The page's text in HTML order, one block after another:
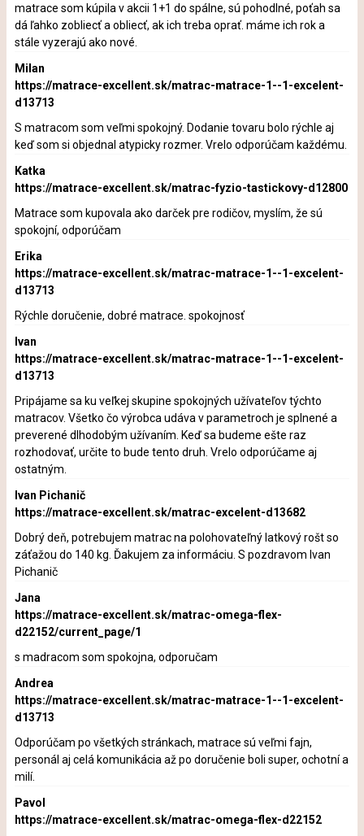
matrace som kúpila v akcii 1+1 do spálne, sú pohodlné, poťah sa
dá ľahko zobliecť a obliecť, ak ich treba oprať. máme ich rok a
stále vyzerajú ako nové.
Milan
https://matrace-excellent.sk/matrac-matrace-1--1-excelent-
d13713
S matracom som veľmi spokojný. Dodanie tovaru bolo rýchle aj
keď som si objednal atypicky rozmer. Vrelo odporúčam každému.
Katka
https://matrace-excellent.sk/matrac-fyzio-tastickovy-d12800
Matrace som kupovala ako darček pre rodičov, myslím, že sú
spokojní, odporúčam
Erika
https://matrace-excellent.sk/matrac-matrace-1--1-excelent-
d13713
Rýchle doručenie, dobré matrace. spokojnosť
Ivan
https://matrace-excellent.sk/matrac-matrace-1--1-excelent-
d13713
Pripájame sa ku veľkej skupine spokojných užívateľov týchto
matracov. Všetko čo výrobca udáva v parametroch je splnené a
preverené dlhodobým užívaním. Keď sa budeme ešte raz
rozhodovať, určite to bude tento druh. Vrelo odporúčame aj
ostatným.
Ivan Pichanič
https://matrace-excellent.sk/matrac-excelent-d13682
Dobrý deň, potrebujem matrac na polohovateľný latkový rošt so
záťažou do 140 kg. Ďakujem za informáciu. S pozdravom Ivan
Pichanič
Jana
https://matrace-excellent.sk/matrac-omega-flex-
d22152/current_page/1
s madracom som spokojna, odporučam
Andrea
https://matrace-excellent.sk/matrac-matrace-1--1-excelent-
d13713
Odporúčam po všetkých stránkach, matrace sú veľmi fajn,
personál aj celá komunikácia až po doručenie boli super, ochotní a
milí.
Pavol
https://matrace-excellent.sk/matrac-omega-flex-d22152